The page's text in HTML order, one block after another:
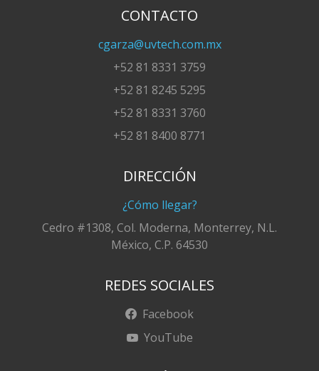
CONTACTO
cgarza@uvtech.com.mx
+52 81 8331 3759
+52 81 8245 5295
+52 81 8331 3760
+52 81 8400 8771
DIRECCIÓN
¿Cómo llegar?
Cedro #1308, Col. Moderna, Monterrey, N.L.
México, C.P. 64530
REDES SOCIALES
Facebook
YouTube